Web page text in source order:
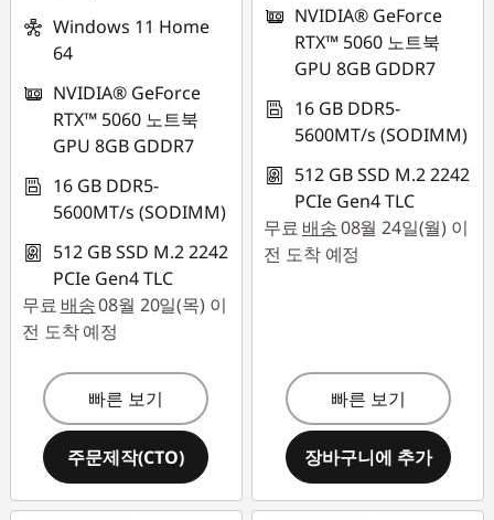
Windows 11 Home
64
NVIDIA® GeForce
RTX™ 5060 노트북
GPU 8GB GDDR7
16 GB DDR5-
5600MT/s (SODIMM)
512 GB SSD M.2 2242
PCIe Gen4 TLC
무료 배송08월 20일(목) 이
전 도착 예정
빠른 보기
주문제작(CTO)
NVIDIA® GeForce
RTX™ 5060 노트북
GPU 8GB GDDR7
16 GB DDR5-
5600MT/s (SODIMM)
512 GB SSD M.2 2242
PCIe Gen4 TLC
무료 배송08월 24일(월) 이
전 도착 예정
빠른 보기
장바구니에 추가